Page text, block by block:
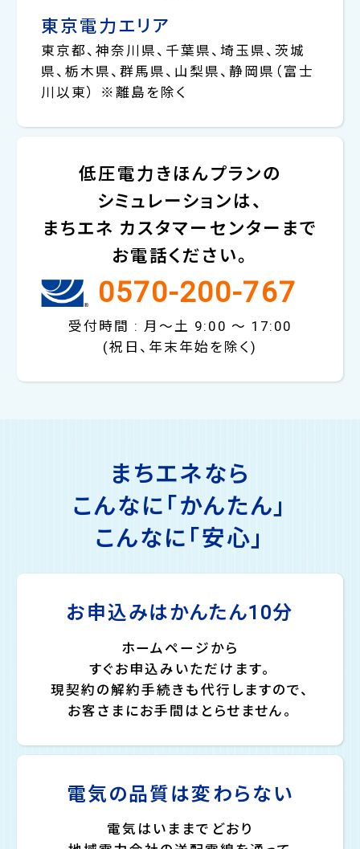
東京電力エリア
東京都、神奈川県、千葉県、埼玉県、茨城
県、栃木県、群馬県、山梨県、静岡県（富士
川以東） ※離島を除く
低圧電力きほんプランの
シミュレーションは、
まちエネ カスタマーセンターまで
お電話ください。
0570-200-767
受付時間 : 月～土 9:00 〜 17:00
(祝日、年末年始を除く)
まちエネなら
こんなに「かんたん」
こんなに「安心」
お申込みはかんたん10分
ホームページから
すぐお申込みいただけます。
現契約の解約手続きも代行しますので、
お客さまにお手間はとらせません。
電気の品質は変わらない
電気はいままでどおり